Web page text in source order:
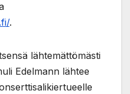
.
lähtemättömästi
Edelmann lähtee